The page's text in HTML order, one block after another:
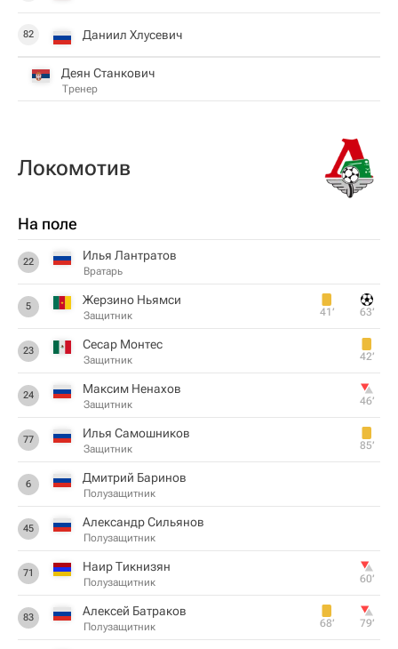
82 Даниил Хлусевич
Деян Станкович
Тренер
Локомотив
На поле
22 Илья Лантратов
Вратарь
5 Жерзино Ньямси
Защитник 41‎’‎ 63‎’‎
23 Сесар Монтес
Защитник 42‎’‎
24 Максим Ненахов
Защитник 46‎’‎
77 Илья Самошников
Защитник 85‎’‎
6 Дмитрий Баринов
Полузащитник
45 Александр Сильянов
Полузащитник
71 Наир Тикнизян
Полузащитник 60‎’‎
83 Алексей Батраков
Полузащитник 68‎’‎ 79‎’‎